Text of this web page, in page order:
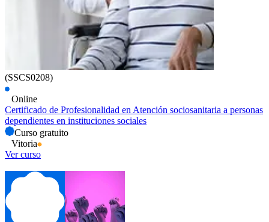
(SSCS0208)
Online
Certificado de Profesionalidad en Atención sociosanitaria a personas
dependientes en instituciones sociales
Curso gratuito
Vitoria
Ver curso